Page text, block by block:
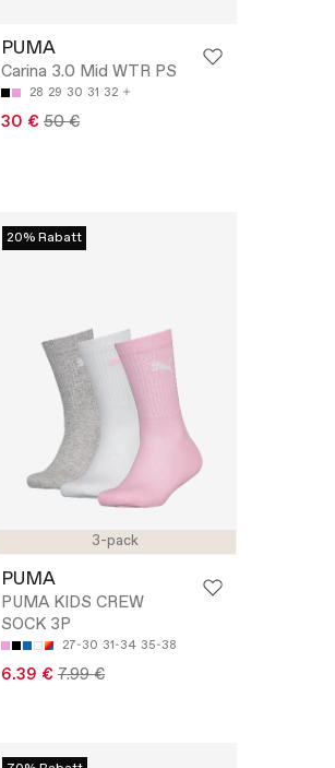
PUMA
Carina 3.0 Mid WTR PS
28 29 30 31 32
30 € 50 €
3-pack
20% Rabatt
PUMA
PUMA KIDS CREW
SOCK 3P
27-30 31-34 35-38
6.39 € 7.99 €